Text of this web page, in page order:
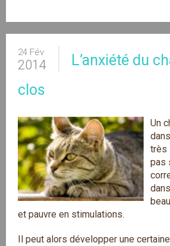
24 Fév
2014
L’anxiété du
clos
Un
très
pas
et pauvre en stimulations.
Il peut alors développer une